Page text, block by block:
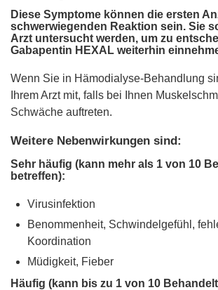
Diese Symptome können die ersten
schwerwiegenden Reaktion sein. Sie
Arzt untersucht werden, um zu
Gabapentin HEXAL weiterhin
Wenn Sie in Hämodialyse-Behandlung
Ihrem Arzt mit, falls bei Ihnen
Schwäche auftreten.
Weitere Nebenwirkungen sind:
Sehr häufig (kann mehr als 1 von 10
betreffen):
Virusinfektion
Benommenheit, Schwindelgefühl,
Koordination
Müdigkeit, Fieber
Häufig (kann bis zu 1 von 10